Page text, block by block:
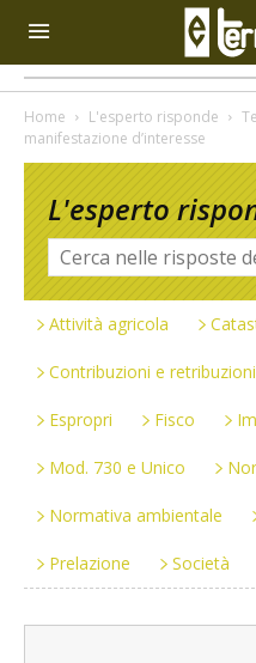
Home L'esperto risponde
manifestazione d’interesse
L'esperto
Attività agricola
Contribuzioni e retribuzioni
Espropri Fisco
Mod. 730 e Unico
Normativa ambientale
Prelazione Società